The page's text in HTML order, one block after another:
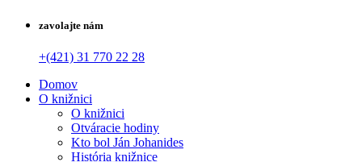
zavolajte nám
+(421) 31 770 22 28
Domov
O knižnici
O knižnici
Otváracie hodiny
Kto bol Ján Johanides
História knižnice